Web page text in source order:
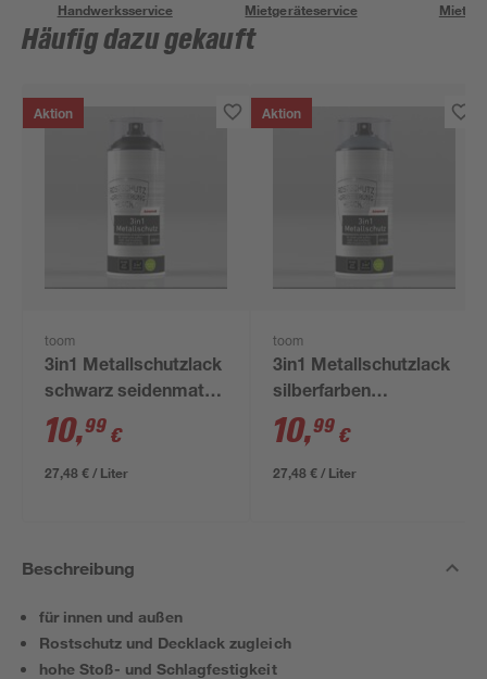
Handwerksservice Mietgeräteservice
Häufig dazu gekauft
Aktion
toom
3in1 Metallschutzlack
schwarz seidenmatt
400 ml
10,99 €
27,48 € / Liter
Aktion
toom
3in1 Metallschutzlack
silberfarben
seidenmatt 400 ml
10,99 €
27,48 € / Liter
Beschreibung
für innen und außen
Rostschutz und Decklack zugleich
hohe Stoß- und Schlagfestigkeit